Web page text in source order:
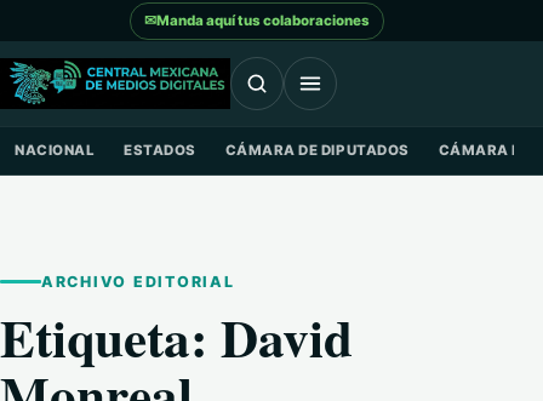
Saltar al contenido
✉Manda aquí tus colaboraciones
NACIONAL ESTADOS CÁMARA DE DIPUTADOS CÁMARA DE
ARCHIVO EDITORIAL
Etiqueta: David